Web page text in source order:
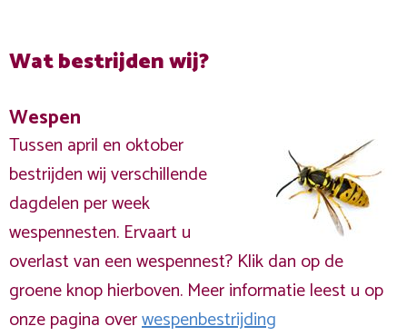
Wat bestrijden wij?
Wespen
Tussen april en oktober
bestrijden wij verschillende
dagdelen per week
wespennesten. Ervaart u
overlast van een wespennest? Klik dan op de
groene knop hierboven. Meer informatie leest u op
onze pagina overwespenbestrijding